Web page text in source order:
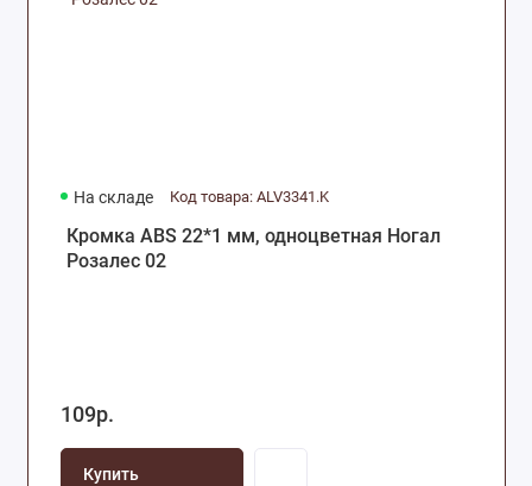
На складе Код товара: ALV3341.K
Кромка ABS 22*1 мм, одноцветная Ногал
Розалес 02
109р.
Купить